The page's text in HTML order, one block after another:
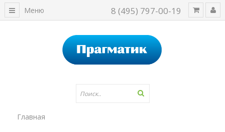
8 (495) 797-00-19
Меню
Главная